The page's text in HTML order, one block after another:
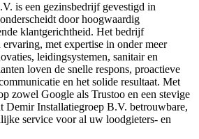
is een gezinsbedrijf gevestigd in
door hoogwaardig
klantgerichtheid. Het bedrijf
met expertise in onder meer
leidingsystemen, sanitair en
loven de snelle respons, proactieve
en het solide resultaat. Met
zowel Google als Trustoo en een stevige
Demir Installatiegroep B.V. betrouwbare,
service voor al uw loodgieters- en